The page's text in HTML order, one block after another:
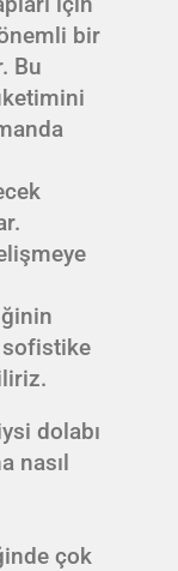
bir
Bu
sofistike
dolabı
nasıl
çok